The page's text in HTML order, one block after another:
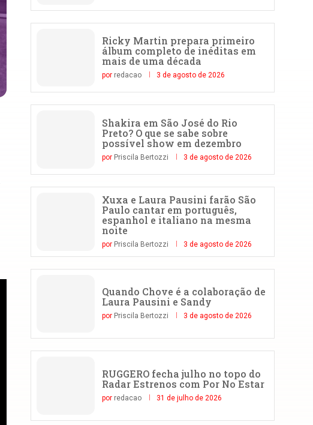
Ricky Martin prepara primeiro
álbum completo de inéditas em
mais de uma década
por redacao 3 de agosto de 2026
Shakira em São José do Rio
Preto? O que se sabe sobre
possível show em dezembro
por Priscila Bertozzi 3 de agosto de 2026
Xuxa e Laura Pausini farão São
Paulo cantar em português,
espanhol e italiano na mesma
noite
por Priscila Bertozzi 3 de agosto de 2026
Quando Chove é a colaboração de
Laura Pausini e Sandy
por Priscila Bertozzi 3 de agosto de 2026
RUGGERO fecha julho no topo do
Radar Estrenos com Por No Estar
por redacao 31 de julho de 2026